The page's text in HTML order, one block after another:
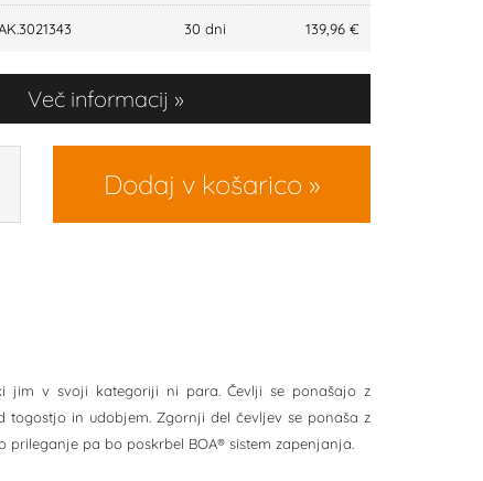
30 dni 139,96 €
Več informacij
Dodaj v košarico
jim v svoji kategoriji ni para. Čevlji se ponašajo z
in udobjem. Zgornji del čevljev se ponaša z
pa bo poskrbel BOA® sistem zapenjanja.